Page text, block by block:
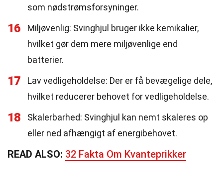
som nødstrømsforsyninger.
16
Miljøvenlig: Svinghjul bruger ikke kemikalier,
hvilket gør dem mere miljøvenlige end
batterier.
17
Lav vedligeholdelse: Der er få bevægelige dele,
hvilket reducerer behovet for vedligeholdelse.
18
Skalerbarhed: Svinghjul kan nemt skaleres op
eller ned afhængigt af energibehovet.
READ ALSO: 32 Fakta Om Kvanteprikker